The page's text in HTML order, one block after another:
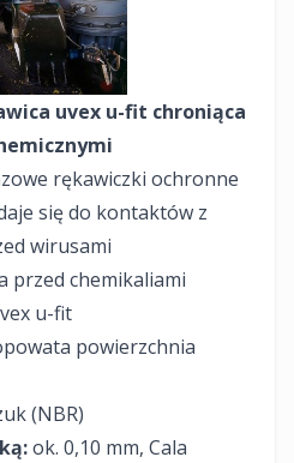
uvex u-fit chroniąca
rękawiczki ochronne
się do kontaktów z
wirusami
przed chemikaliami
u-fit
powierzchnia
(NBR)
ok. 0,10 mm, Cala